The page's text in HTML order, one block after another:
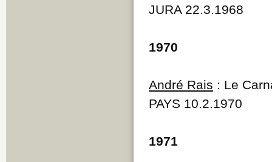
JURA 22.3.1968
1970
André Rais : Le
PAYS 10.2.1970
1971